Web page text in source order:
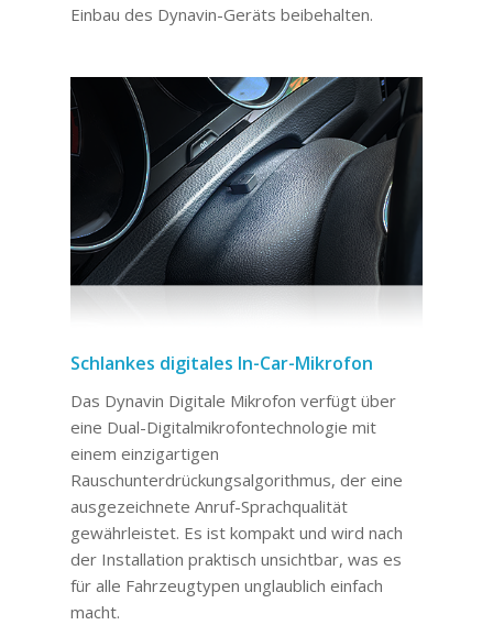
Einbau des Dynavin-Geräts beibehalten.
Schlankes digitales In-Car-Mikrofon
Das Dynavin Digitale Mikrofon verfügt über
eine Dual-Digitalmikrofontechnologie mit
einem einzigartigen
Rauschunterdrückungsalgorithmus, der eine
ausgezeichnete Anruf-Sprachqualität
gewährleistet. Es ist kompakt und wird nach
der Installation praktisch unsichtbar, was es
für alle Fahrzeugtypen unglaublich einfach
macht.